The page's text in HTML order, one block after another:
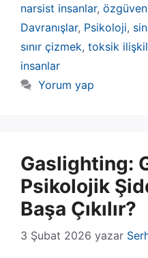
narsist insanlar,
Davranışlar, Psikoloji,
sınır çizmek, toksik
insanlar
Yorum yap
Gaslighting:
Psikolojik
Başa Çıkılır?
3 Şubat 2026 yazar